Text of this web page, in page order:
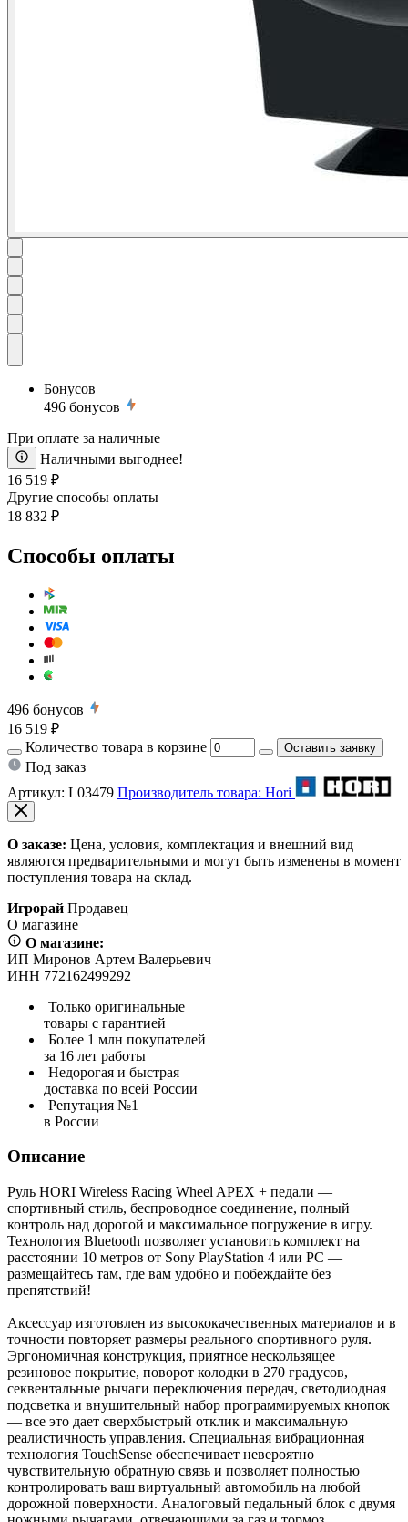
Бонусов
496 бонусов
При оплате за наличные
Наличными выгоднее!
16 519 ₽
Другие способы оплаты
18 832 ₽
Способы оплаты
496 бонусов
16 519 ₽
Количество товара в корзине
Оставить заявку
Под заказ
Артикул: L03479 Производитель товара: Hori
О заказе: Цена, условия, комплектация и внешний вид
являются предварительными и могут быть изменены в момент
поступления товара на склад.
Игрорай Продавец
О магазине
О магазине:
ИП Миронов Артем Валерьевич
ИНН 772162499292
Только оригинальные
товары с гарантией
Более 1 млн покупателей
за 16 лет работы
Недорогая и быстрая
доставка по всей России
Репутация №1
в России
Описание
Руль HORI Wireless Racing Wheel APEX + педали —
спортивный стиль, беспроводное соединение, полный
контроль над дорогой и максимальное погружение в игру.
Технология Bluetooth позволяет установить комплект на
расстоянии 10 метров от Sony PlayStation 4 или PC —
размещайтесь там, где вам удобно и побеждайте без
препятствий!
Аксессуар изготовлен из высококачественных материалов и в
точности повторяет размеры реального спортивного руля.
Эргономичная конструкция, приятное нескользящее
резиновое покрытие, поворот колодки в 270 градусов,
секвентальные рычаги переключения передач, светодиодная
подсветка и внушительный набор программируемых кнопок
— все это дает сверхбыстрый отклик и максимальную
реалистичность управления. Специальная вибрационная
технология TouchSense обеспечивает невероятно
чувствительную обратную связь и позволяет полностью
контролировать ваш виртуальный автомобиль на любой
дорожной поверхности. Аналоговый педальный блок с двумя